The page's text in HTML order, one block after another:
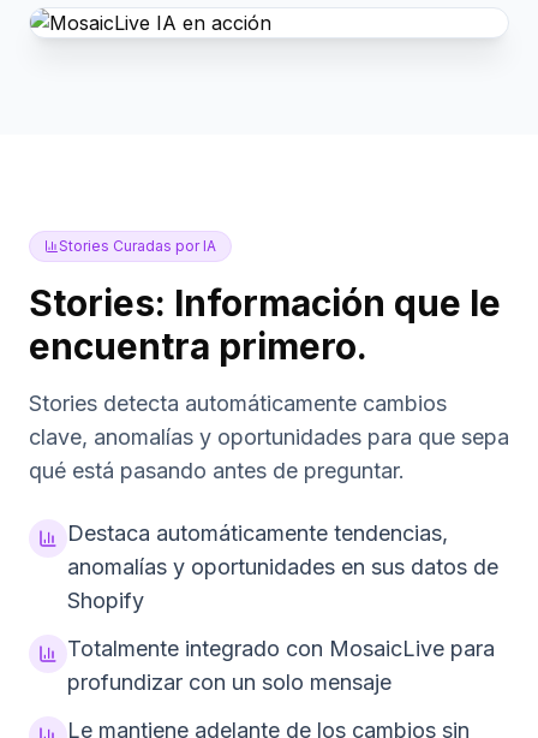
Stories Curadas por IA
Stories: Información que le
encuentra primero.
Stories detecta automáticamente cambios
clave, anomalías y oportunidades para que sepa
qué está pasando antes de preguntar.
Destaca automáticamente tendencias,
anomalías y oportunidades en sus datos de
Shopify
Totalmente integrado con MosaicLive para
profundizar con un solo mensaje
Le mantiene adelante de los cambios sin